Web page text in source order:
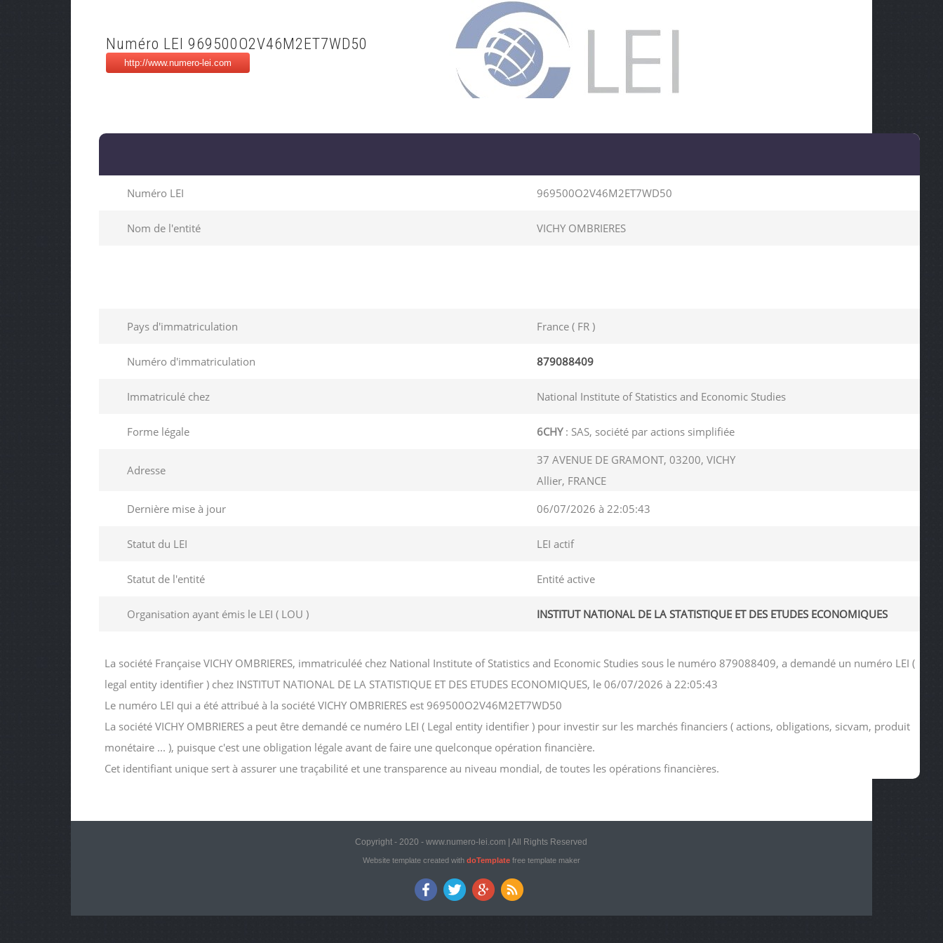
Numéro LEI 969500O2V46M2ET7WD50
Numéro LEI 969500O2V46M2ET7WD50
Nom de l'entité VICHY OMBRIERES
Pays d'immatriculation France ( FR )
Numéro d'immatriculation 879088409
Immatriculé chez National Institute of Statistics and Economic Studies
Forme légale 6CHY: SAS, société par actions simplifiée
Adresse
37 AVENUE DE GRAMONT, 03200, VICHY
Allier, FRANCE
Dernière mise à jour
06/07/2026 à 22:05:43
Statut du LEI LEI actif
Statut de l'entité Entité active
Organisation ayant émis le LEI ( LOU ) INSTITUT NATIONAL DE LA STATISTIQUE ET DES ETUDES ECONOMIQUES
La société Française VICHY OMBRIERES, immatriculéé chez National Institute of Statistics and Economic Studies sous le numéro 879088409, a demandé un numéro LEI (
legal entity identifier ) chez INSTITUT NATIONAL DE LA STATISTIQUE ET DES ETUDES ECONOMIQUES, le 06/07/2026 à 22:05:43
Le numéro LEI qui a été attribué à la société VICHY OMBRIERES est 969500O2V46M2ET7WD50
La société VICHY OMBRIERES a peut être demandé ce numéro LEI ( Legal entity identifier ) pour investir sur les marchés financiers ( actions, obligations, sicvam, produit
monétaire ... ), puisque c'est une obligation légale avant de faire une quelconque opération financière.
Cet identifiant unique sert à assurer une traçabilité et une transparence au niveau mondial, de toutes les opérations financières.
Copyright - 2020 - www.numero-lei.com | All Rights Reserved
Website template created with doTemplatefree template maker